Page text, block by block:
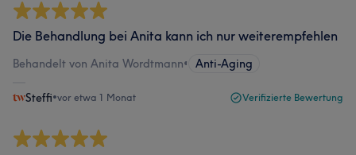
Die Behandlung bei Anita kann ich nur weiterempfehlen
Behandelt von Anita Wordtmann• Anti-Aging
Steffi•vor etwa 1 Monat Verifizierte Bewertung